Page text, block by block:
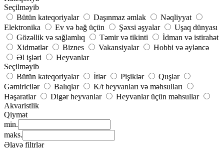
Seçilməyib
Bütün kateqoriyalar
Daşınmaz əmlak
Nəqliyyat
Elektronika
Ev və bağ üçün Şəxsi əşyalar
Uşaq dünyası
Gözəllik və sağlamlıq
Təmir və tikinti
İdman və istirahət
Xidmətlər
Biznes Vakansiyalar
Hobbi və əyləncə
Əl işləri
Heyvanlar
Seçilməyib
Bütün kateqoriyalar
İtlər Pişiklər
Quşlar
Gəmiricilər
Balıqlar
K/t heyvanları və məhsulları
Həşaratlar
Digər heyvanlar
Heyvanlar üçün məhsullar
Akvaristlik
Qiymət
min.
maks.
Əlavə filtrlər